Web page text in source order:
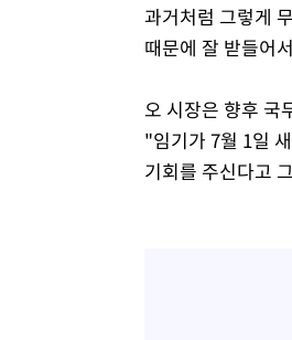
과거처럼 그렇게
때문에 잘 받들어
오 시장은 향후 국
"임기가 7월 1일
기회를 주신다고